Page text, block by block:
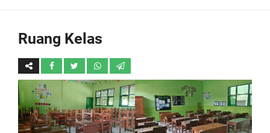
Ruang Kelas